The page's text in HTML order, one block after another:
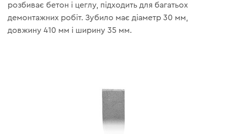
розбиває бетон і цеглу, підходить для багатьох
демонтажних робіт. Зубило має діаметр 30 мм,
довжину 410 мм і ширину 35 мм.